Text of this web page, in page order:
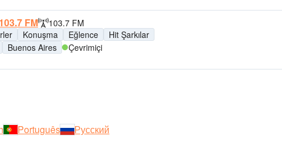
FM
103.7 FM
Konuşma Eğlence
Hit Şarkılar
Buenos Aires Çevrimiçi
Português Русский